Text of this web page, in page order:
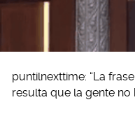
puntilnexttime: “La frase
resulta que la gente no